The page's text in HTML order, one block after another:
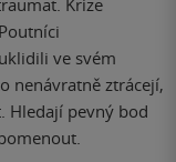
ve svém
nenávratně ztrácejí,
Hledají pevný bod